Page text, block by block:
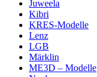
Juweela
Kibri
KRES-Modelle
Lenz
LGB
Märklin
ME3D – Modelle